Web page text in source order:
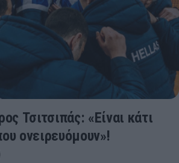
Τσιτσιπάς: «Είναι κάτι
ονειρευόμουν»!